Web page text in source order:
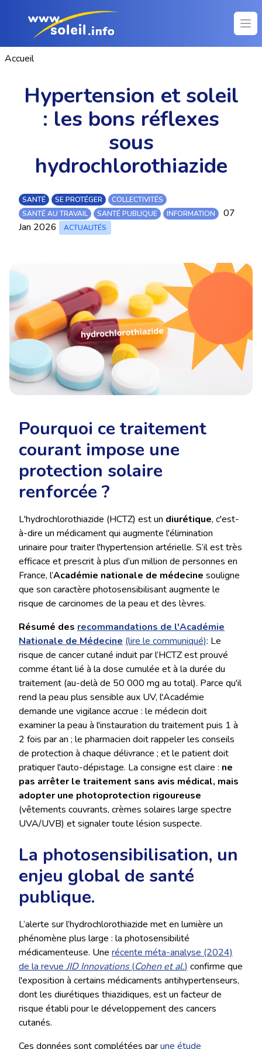
Accueil
Hypertension et soleil
: les bons réflexes
sous
hydrochlorothiazide
SANTÉ SE PROTÉGER
COLLECTIVITÉS
SANTÉ AU TRAVAIL
SANTÉ PUBLIQUE INFORMATION
07
Jan 2026
ACTUALITÉS
Pourquoi ce traitement
courant impose une
protection solaire
renforcée ?
L'hydrochlorothiazide (HCTZ) est un diurétique, c'est-
à-dire un médicament qui augmente l'élimination
urinaire pour traiter l'hypertension artérielle. S’il est très
efficace et prescrit à plus d’un million de personnes en
France, l’Académie nationale de médecine souligne
que son caractère photosensibilisant augmente le
risque de carcinomes de la peau et des lèvres.
Résumé des recommandations de l'Académie
Nationale de Médecine (lire le communiqué): Le
risque de cancer cutané induit par l’HCTZ est prouvé
comme étant lié à la dose cumulée et à la durée du
traitement (au-delà de 50 000 mg au total). Parce qu'il
rend la peau plus sensible aux UV, l'Académie
demande une vigilance accrue : le médecin doit
examiner la peau à l'instauration du traitement puis 1 à
2 fois par an ; le pharmacien doit rappeler les conseils
de protection à chaque délivrance ; et le patient doit
pratiquer l'auto-dépistage. La consigne est claire : ne
pas arrêter le traitement sans avis médical, mais
adopter une photoprotection rigoureuse
(vêtements couvrants, crèmes solaires large spectre
UVA/UVB) et signaler toute lésion suspecte.
La photosensibilisation, un
enjeu global de santé
publique.
L’alerte sur l’hydrochlorothiazide met en lumière un
phénomène plus large : la photosensibilité
médicamenteuse. Une récente méta-analyse (2024)
de la revue JID Innovations(Cohen et al.) confirme que
l'exposition à certains médicaments antihypertenseurs,
dont les diurétiques thiazidiques, est un facteur de
risque établi pour le développement des cancers
cutanés.
Ces données sont complétées parune étude